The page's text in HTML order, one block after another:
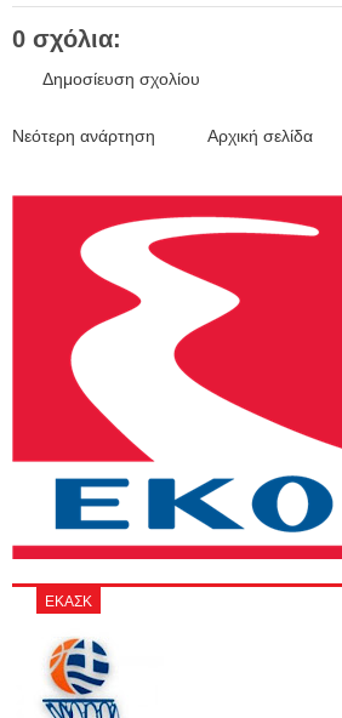
0 σχόλια:
Δημοσίευση σχολίου
Νεότερη ανάρτηση Αρχική σελίδα
ΕΚΑΣΚ